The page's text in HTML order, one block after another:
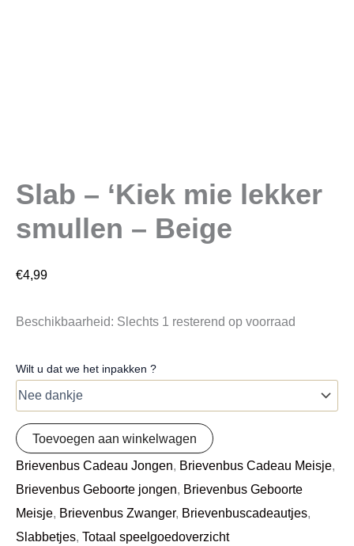
Slab – ‘Kiek mie lekker
smullen – Beige
€4,99
Beschikbaarheid: Slechts 1 resterend op voorraad
Wilt u dat we het inpakken ?
Toevoegen aan winkelwagen
Brievenbus Cadeau Jongen Brievenbus Cadeau Meisje
Brievenbus Geboorte jongen Brievenbus Geboorte
Meisje Brievenbus Zwanger, Brievenbuscadeautjes
Slabbetjes Totaal speelgoedoverzicht